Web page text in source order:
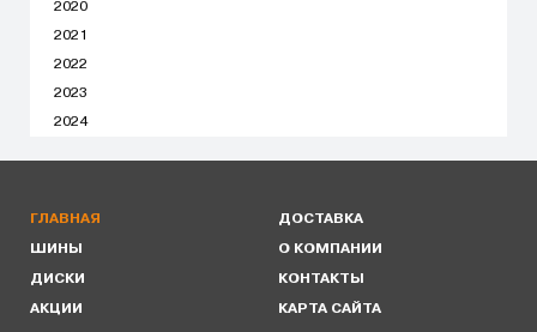
2020
2021
2022
2023
2024
ГЛАВНАЯ
ШИНЫ
ДИСКИ
АКЦИИ
ДОСТАВКА
О КОМПАНИИ
КОНТАКТЫ
КАРТА САЙТА